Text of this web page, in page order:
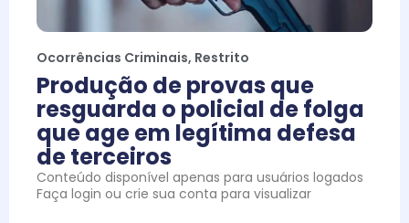
Ocorrências Criminais, Restrito
Produção de provas que
resguarda o policial de folga
que age em legítima defesa
de terceiros
Conteúdo disponível apenas para usuários logados
Faça login ou crie sua conta para visualizar